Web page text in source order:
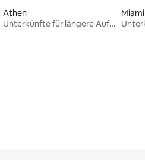
Athen
Unterkünfte für längere Aufenthalte
Miami